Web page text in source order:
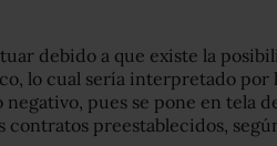
debido a que existe la
lo cual sería interpretado por
pues se pone en tela
contratos preestablecidos,